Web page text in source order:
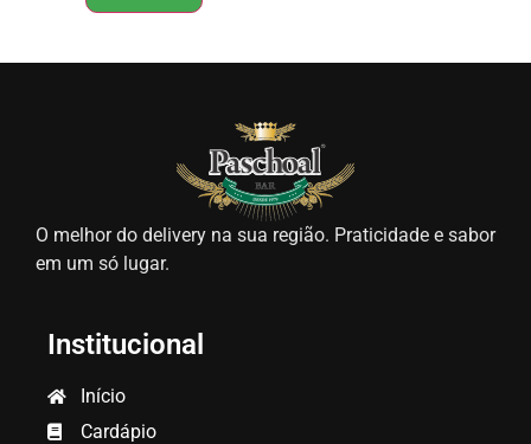
O melhor do delivery na sua região. Praticidade e sabor
em um só lugar.
Institucional
Início
Cardápio